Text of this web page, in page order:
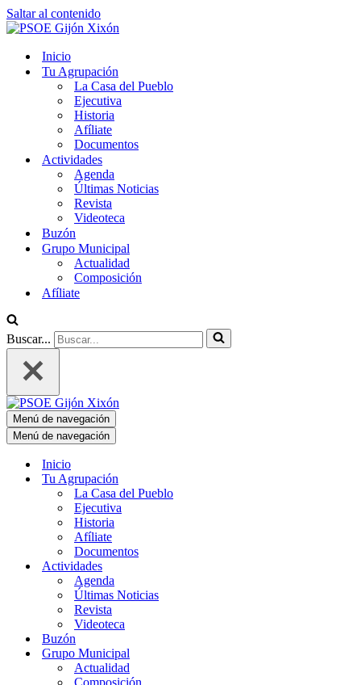
Saltar al contenido
Inicio
Tu Agrupación
La Casa del Pueblo
Ejecutiva
Historia
Afíliate
Documentos
Actividades
Agenda
Últimas Noticias
Revista
Videoteca
Buzón
Grupo Municipal
Actualidad
Composición
Afíliate
Buscar...
Menú de navegación
Menú de navegación
Inicio
Tu Agrupación
La Casa del Pueblo
Ejecutiva
Historia
Afíliate
Documentos
Actividades
Agenda
Últimas Noticias
Revista
Videoteca
Buzón
Grupo Municipal
Actualidad
Composición